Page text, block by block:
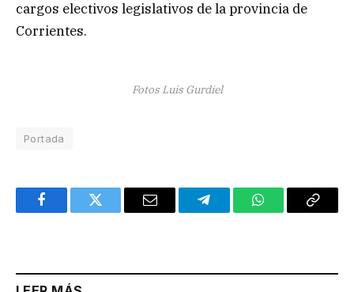
cargos electivos legislativos de la provincia de
Corrientes.
Fotos Luis Gurdiel
Portada
FacebookTwitter Email TelegramWhatsAppCopy